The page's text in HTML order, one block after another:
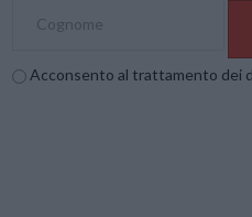
Acconsento al trattamento dei